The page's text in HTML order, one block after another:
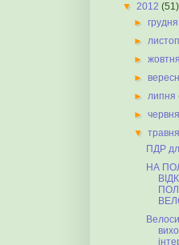
▼ 2012 (51)
►
►
►
►
►липня
►
▼
ПДР
НА